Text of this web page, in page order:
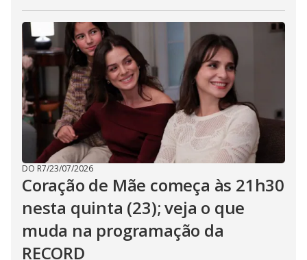
DO R7/23/07/2026
Coração de Mãe começa às 21h30
nesta quinta (23); veja o que
muda na programação da
RECORD